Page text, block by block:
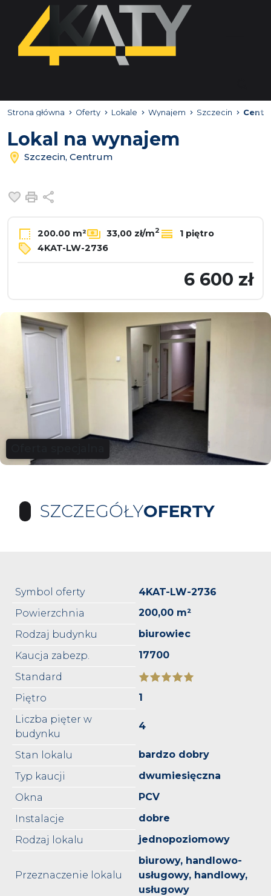
Strona główna Oferty Lokale Wynajem Szczecin
Lokal na wynajem
Szczecin, Centrum
Dodaj do ulubionych
Drukuj
200.00 m² 33,00 zł/m2
1 piętro
4KAT-LW-2736
6 600 zł
SZCZEGÓŁYOFERTY
Symbol oferty
4KAT-LW-2736
Powierzchnia
200,00 m²
Rodzaj budynku
biurowiec
Kaucja zabezp.
17700
Standard
Piętro
1
Liczba pięter w
budynku
4
Stan lokalu
bardzo dobry
Typ kaucji
dwumiesięczna
Okna
PCV
Instalacje
dobre
Rodzaj lokalu
jednopoziomowy
Przeznaczenie lokalu
biurowy, handlowo-
usługowy, handlowy,
usługowy